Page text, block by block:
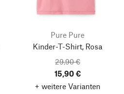
Pure Pure
Kinder-T-Shirt, Rosa
29,90 €
15,90 €
+ weitere Varianten